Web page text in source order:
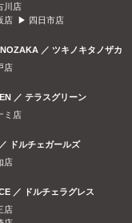
川店
店 ▶ 四日市店
／ ツキノキタノザカ
店
／ テラスグリーン
ミ店
ドルチェガールズ
店
／ ドルチェラグレス
店